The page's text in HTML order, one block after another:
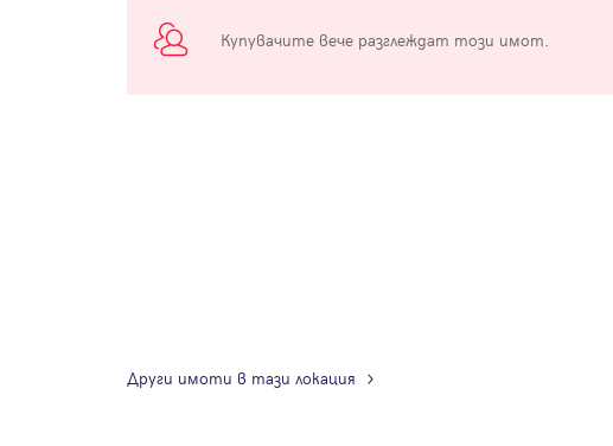
Купувачите вече разглеждат този имот.
Други имоти в тази локация